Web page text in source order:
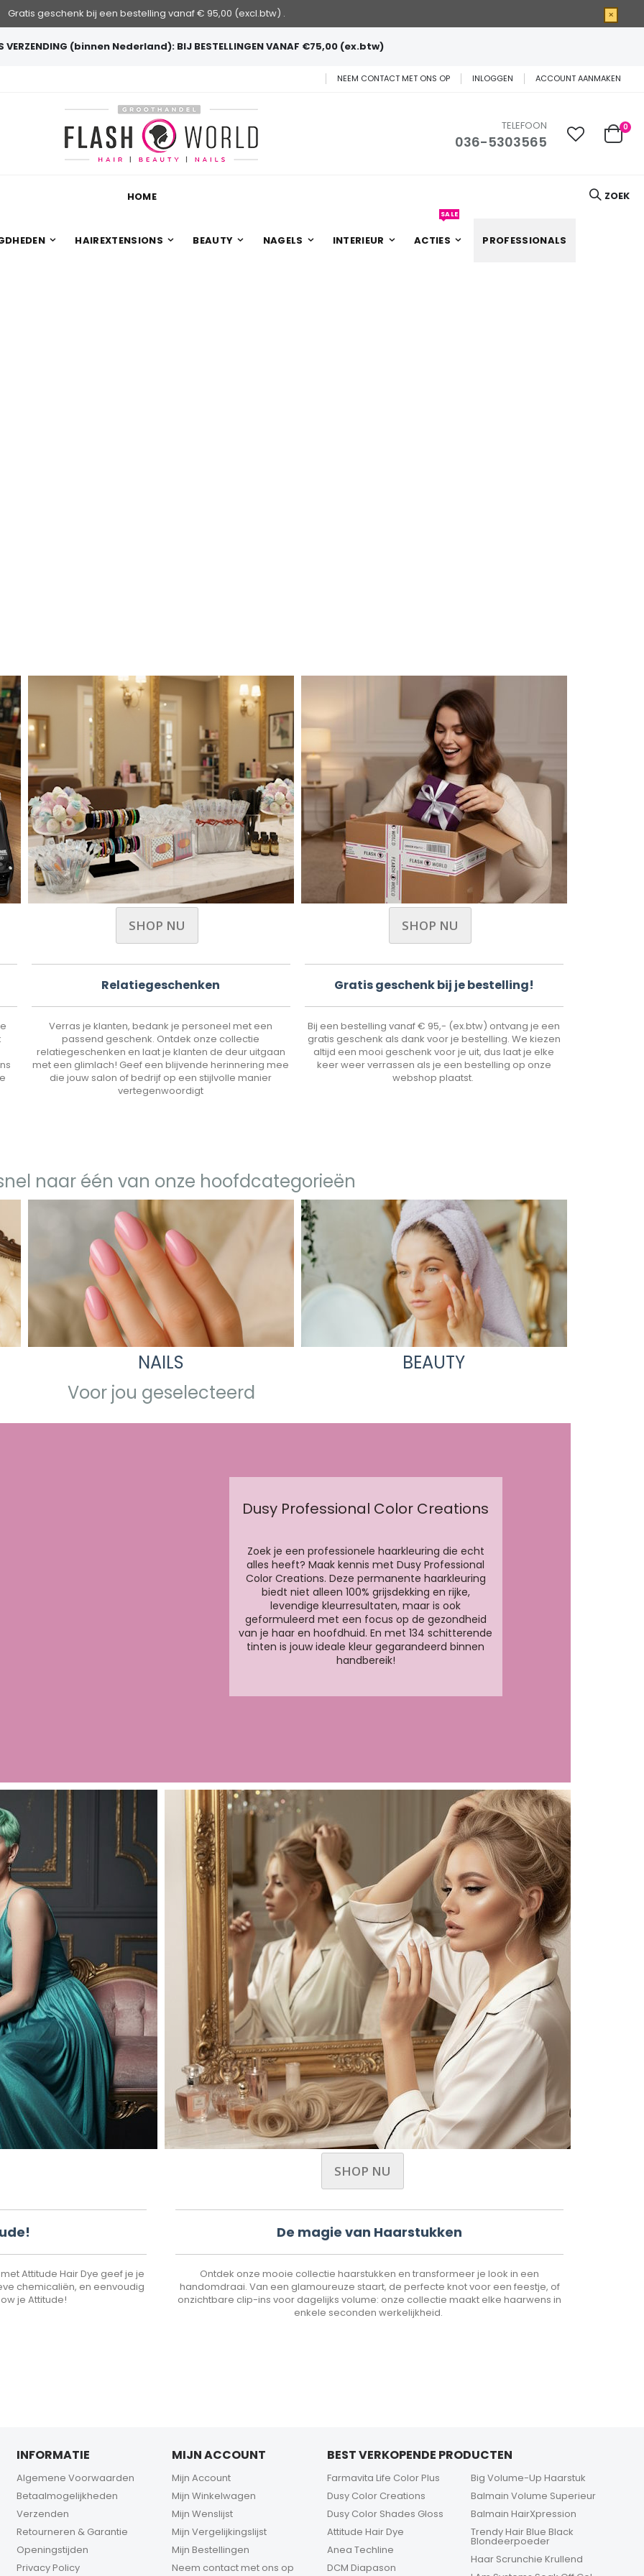
Gratis geschenk bij een bestelling vanaf € 95,00 (excl.btw) . ×
VERZENDING (binnen Nederland): BIJ BESTELLINGEN VANAF €75,00 (ex.btw)
NEEM CONTACT MET ONS OP INLOGGEN ACCOUNT AANMAKEN
TELEFOON
036-5303565
ZOEK
Cart
0
HOME
HAIREXTENSIONS BEAUTY NAGELS INTERIEUR ACTIES
SALE
PROFESSIONALS
SHOP NU
Relatiegeschenken
Verras je klanten, bedank je personeel met een
passend geschenk. Ontdek onze collectie
relatiegeschenken en laat je klanten de deur uitgaan
met een glimlach! Geef een blijvende herinnering mee
die jouw salon of bedrijf op een stijlvolle manier
vertegenwoordigt
SHOP NU
Gratis geschenk bij je bestelling!
Bij een bestelling vanaf € 95,- (ex.btw) ontvang je een
gratis geschenk als dank voor je bestelling. We kiezen
altijd een mooi geschenk voor je uit, dus laat je elke
keer weer verrassen als je een bestelling op onze
webshop plaatst.
naar één van onze hoofdcategorieën
NAILS
BEAUTY
Voor jou geselecteerd
Dusy Professional Color Creations
Zoek je een professionele haarkleuring die echt
alles heeft? Maak kennis met Dusy Professional
Color Creations. Deze permanente haarkleuring
biedt niet alleen 100% grijsdekking en rijke,
levendige kleurresultaten, maar is ook
geformuleerd met een focus op de gezondheid
van je haar en hoofdhuid. En met 134 schitterende
tinten is jouw ideale kleur gegarandeerd binnen
handbereik!
Attitude Hair Dye geef je je
chemicaliën, en eenvoudig
je Attitude!
SHOP NU
De magie van Haarstukken
Ontdek onze mooie collectie haarstukken en transformeer je look in een
handomdraai. Van een glamoureuze staart, de perfecte knot voor een feestje, of
onzichtbare clip-ins voor dagelijks volume: onze collectie maakt elke haarwens in
enkele seconden werkelijkheid.
INFORMATIE
Algemene Voorwaarden
Betaalmogelijkheden
Verzenden
Retourneren & Garantie
Openingstijden
Privacy Policy
MIJN ACCOUNT
Mijn Account
Mijn Winkelwagen
Mijn Wenslijst
Mijn Vergelijkingslijst
Mijn Bestellingen
Neem contact met ons op
BEST VERKOPENDE PRODUCTEN
Farmavita Life Color Plus
Dusy Color Creations
Dusy Color Shades Gloss
Attitude Hair Dye
Anea Techline
DCM Diapason
Big Volume-Up Haarstuk
Balmain Volume Superieur
Balmain HairXpression
Trendy Hair Blue Black
Blondeerpoeder
Haar Scrunchie Krullend